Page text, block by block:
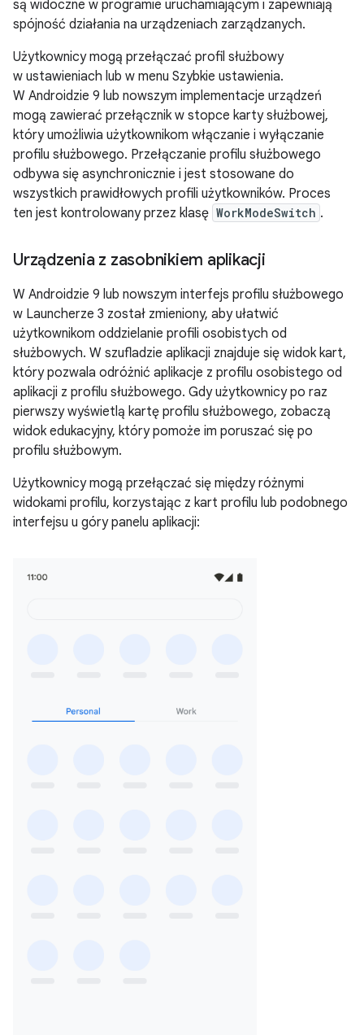
są widoczne w programie uruchamiającym i zapewniają
spójność działania na urządzeniach zarządzanych.
Użytkownicy mogą przełączać profil służbowy
w ustawieniach lub w menu Szybkie ustawienia.
W Androidzie 9 lub nowszym implementacje urządzeń
mogą zawierać przełącznik w stopce karty służbowej,
który umożliwia użytkownikom włączanie i wyłączanie
profilu służbowego. Przełączanie profilu służbowego
odbywa się asynchronicznie i jest stosowane do
wszystkich prawidłowych profili użytkowników. Proces
ten jest kontrolowany przez klasę WorkModeSwitch .
Urządzenia z zasobnikiem aplikacji
W Androidzie 9 lub nowszym interfejs profilu służbowego
w Launcherze 3 został zmieniony, aby ułatwić
użytkownikom oddzielanie profili osobistych od
służbowych. W szufladzie aplikacji znajduje się widok kart,
który pozwala odróżnić aplikacje z profilu osobistego od
aplikacji z profilu służbowego. Gdy użytkownicy po raz
pierwszy wyświetlą kartę profilu służbowego, zobaczą
widok edukacyjny, który pomoże im poruszać się po
profilu służbowym.
Użytkownicy mogą przełączać się między różnymi
widokami profilu, korzystając z kart profilu lub podobnego
interfejsu u góry panelu aplikacji: